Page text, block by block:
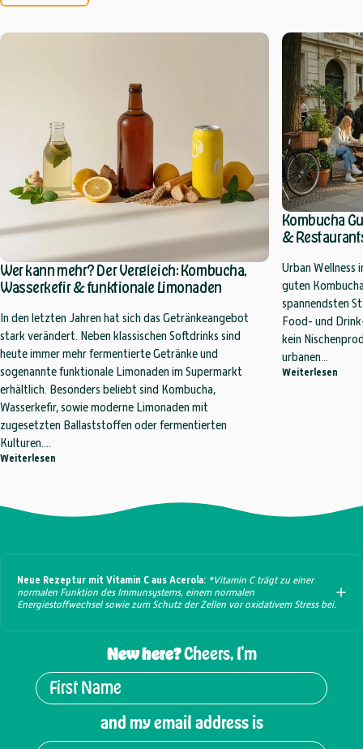
Wer kann mehr? Der Vergleich: Kombucha,
Wasserkefir & funktionale Limonaden
In den letzten Jahren hat sich das Getränkeangebot
stark verändert. Neben klassischen Softdrinks sind
heute immer mehr fermentierte Getränke und
sogenannte funktionale Limonaden im Supermarkt
erhältlich. Besonders beliebt sind Kombucha,
Wasserkefir, sowie moderne Limonaden mit
zugesetzten Ballaststoffen oder fermentierten
Kulturen....
Weiterlesen
Kombucha
&
Urban Wellness
guten
spannendsten
Food- und
kein
urbanen...
Weiterlesenüber
Neue Rezeptur mit Vitamin C aus Acerola: *Vitamin C trägt zu einer
normalen Funktion des Immunsystems, einem normalen
Energiestoffwechsel sowie zum Schutz der Zellen vor oxidativem Stress bei.
New here?Cheers, I'm
and my email address is